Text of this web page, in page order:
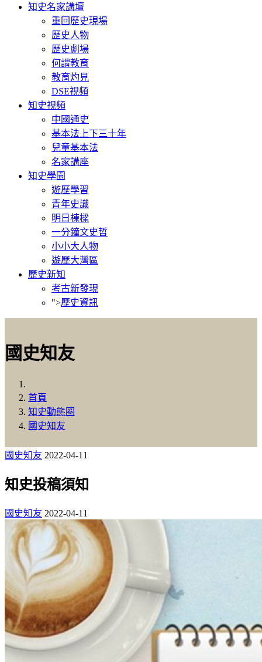
知史名家講壇
重回歷史現場
歷史人物
歷史劇場
何謂教育
教育灼見
DSE視頻
知史視頻
中國通史
基本法上下三十年
兒童基本法
名家講座
知史學園
遊歷學習
青年史識
明日棟樑
一分鐘文史哲
小小大人物
遊歷大灣區
歷史新知
考古新發現
">歷史資訊
國史知友
首頁
知史動態圈
國史知友
國史知友 2022-04-11
知史投稿須知
國史知友 2022-04-11